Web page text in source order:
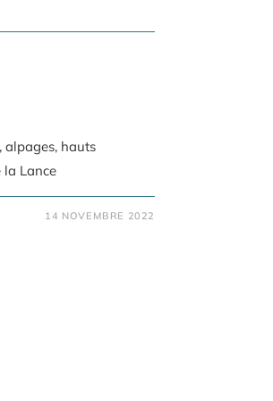
alpages, hauts
la Lance
14 NOVEMBRE 2022